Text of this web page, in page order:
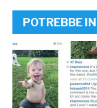
POTREBBE